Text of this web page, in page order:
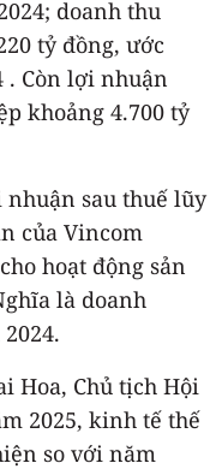
doanh thu
tỷ đồng, ước
. Còn lợi nhuận
khoảng 4.700 tỷ
sau thuế lũy
của Vincom
hoạt động sản
là doanh
Hoa, Chủ tịch Hội
2025, kinh tế thế
so với năm